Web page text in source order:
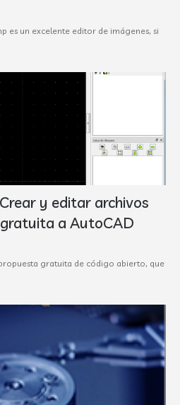
es un excelente editor de imágenes, si
y editar archivos
a AutoCAD
gratuita de código abierto, que